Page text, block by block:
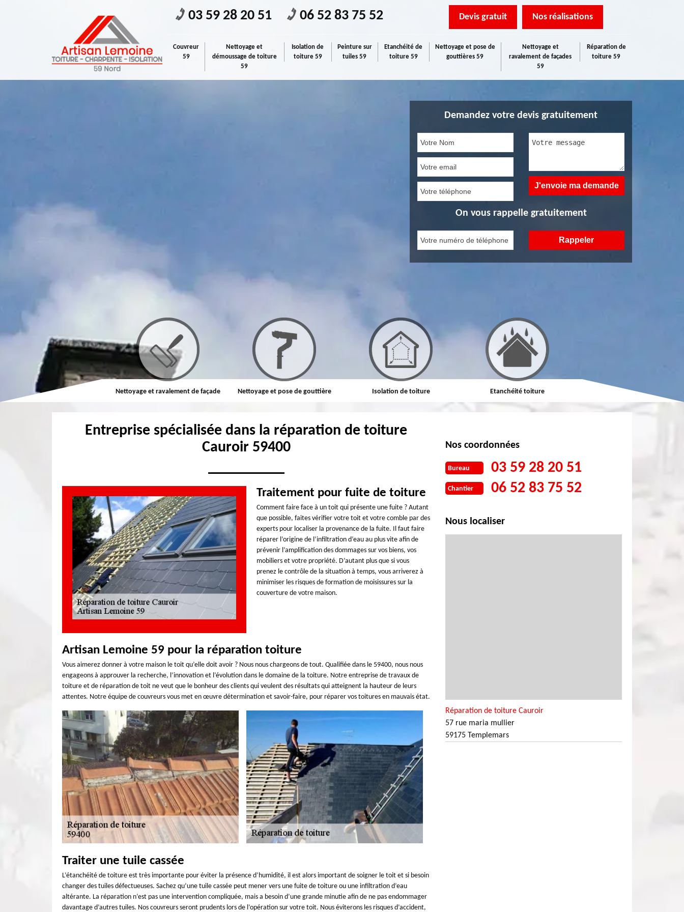
03 59 28 20 51 06 52 83 75 52 Devis gratuit Nos réalisations
Couvreur
59
Nettoyage et
démoussage de toiture
59
Isolation de
toiture 59
Peinture sur
tuiles 59
Etanchéité de
toiture 59
Nettoyage et pose de
gouttières 59
Nettoyage et
ravalement de façades
59
Réparation de
toiture 59
Demandez votre devis gratuitement
On vous rappelle gratuitement
Couvreur Nettoyage et ravalement de façade Nettoyage et pose de gouttière Isolation de toiture Etanchéité toiture Réparation de toiture
Entreprise spécialisée dans la réparation de toiture
Cauroir 59400
Traitement pour fuite de toiture
Comment faire face à un toit qui présente une fuite ? Autant
que possible, faites vérifier votre toit et votre comble par des
experts pour localiser la provenance de la fuite. Il faut faire
réparer l’origine de l’infiltration d’eau au plus vite afin de
prévenir l’amplification des dommages sur vos biens, vos
mobiliers et votre propriété. D’autant plus que si vous
prenez le contrôle de la situation à temps, vous arriverez à
minimiser les risques de formation de moisissures sur la
couverture de votre maison.
Artisan Lemoine 59 pour la réparation toiture
Vous aimerez donner à votre maison le toit qu’elle doit avoir ? Nous nous chargeons de tout. Qualifiée dans le 59400, nous nous
engageons à approuver la recherche, l’innovation et l’évolution dans le domaine de la toiture. Notre entreprise de travaux de
toiture et de réparation de toit ne veut que le bonheur des clients qui veulent des résultats qui atteignent la hauteur de leurs
attentes. Notre équipe de couvreurs vous met en œuvre détermination et savoir-faire, pour réparer vos toitures en mauvais état.
Traiter une tuile cassée
L’étanchéité de toiture est très importante pour éviter la présence d’humidité, il est alors important de soigner le toit et si besoin
changer des tuiles défectueuses. Sachez qu’une tuile cassée peut mener vers une fuite de toiture ou une infiltration d’eau
altérante. La réparation n’est pas une intervention compliquée, mais a besoin d’une grande minutie afin de ne pas endommager
davantage d’autres tuiles. Nos couvreurs seront prudents lors de l’opération sur votre toit. Nous éviterons les risques d’accident,
Nos coordonnées
Bureau 03 59 28 20 51
Chantier 06 52 83 75 52
Nous localiser
Réparation de toiture Cauroir
57 rue maria mullier
59175 Templemars